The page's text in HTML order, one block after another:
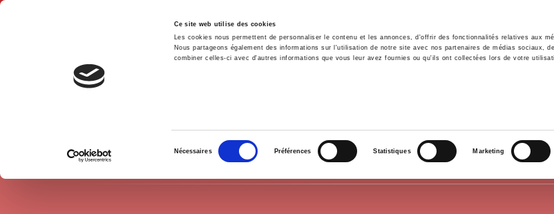
Ce site web utilise des cookies
Les cookies nous permettent de personnaliser le contenu et les annonces, d'offrir des fonctionnalités relatives aux
Nous partageons également des informations sur l'utilisation de notre site avec nos partenaires de médias sociaux,
combiner celles-ci avec d'autres informations que vous leur avez fournies ou qu'ils ont collectées lors de votre
consentement
Nécessaires Préférences Statistiques Marketing
Home Environment History
POLITICS